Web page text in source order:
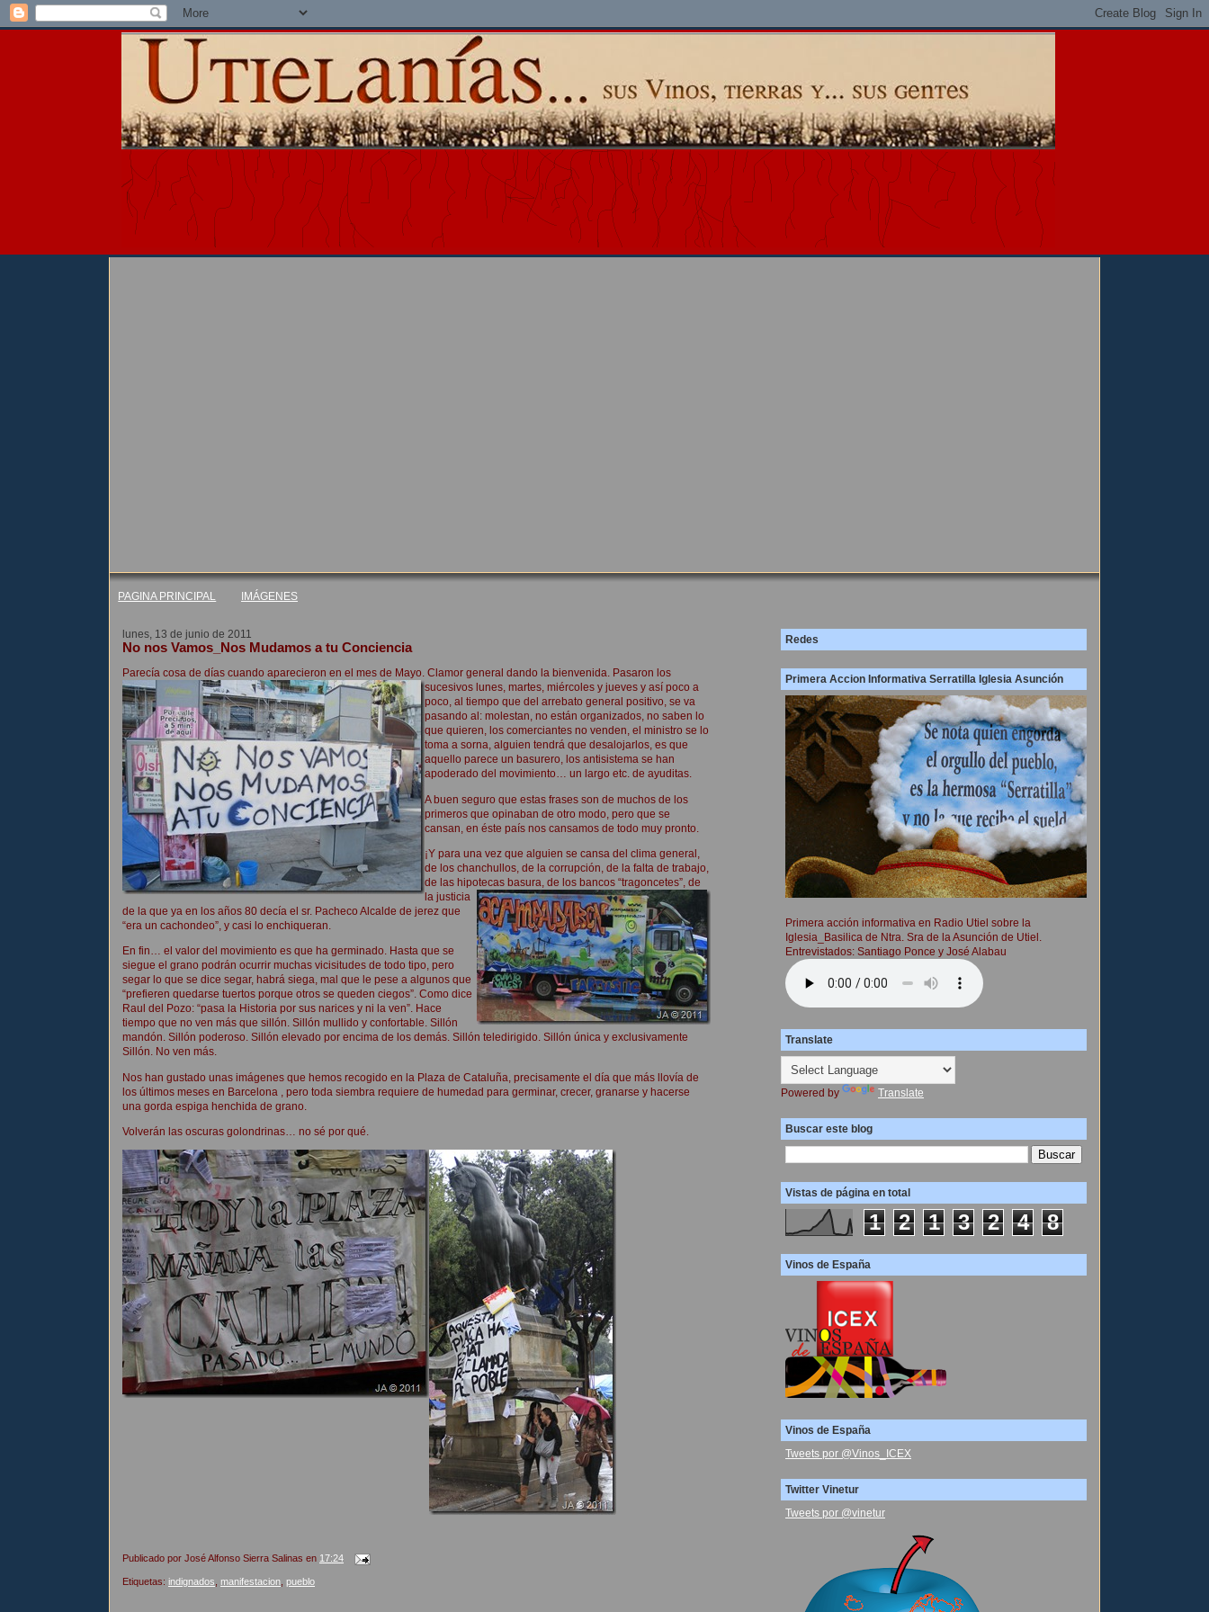
PAGINA PRINCIPAL IMÁGENES
lunes, 13 de junio de 2011
No nos Vamos_Nos Mudamos a tu Conciencia
Parecía cosa de días cuando aparecieron en el mes de Mayo. Clamor general dando la bienvenida. Pasaron los
sucesivos lunes, martes, miércoles y jueves y así poco a
poco, al tiempo que del arrebato general positivo, se va
pasando al: molestan, no están organizados, no saben lo
que quieren, los comerciantes no venden, el ministro se lo
toma a sorna, alguien tendrá que desalojarlos, es que
aquello parece un basurero, los antisistema se han
apoderado del movimiento… un largo etc. de ayuditas.
A buen seguro que estas frases son de muchos de los
primeros que opinaban de otro modo, pero que se
cansan, en éste país nos cansamos de todo muy pronto.
¡Y para una vez que alguien se cansa del clima general,
de los chanchullos, de la corrupción, de la falta de trabajo,
de las hipotecas basura, de los bancos “tragoncetes”, de
la justicia
de la que ya en los años 80 decía el sr. Pacheco Alcalde de jerez que
“era un cachondeo”, y casi lo enchiqueran.
En fin… el valor del movimiento es que ha germinado. Hasta que se
siegue el grano podrán ocurrir muchas vicisitudes de todo tipo, pero
segar lo que se dice segar, habrá siega, mal que le pese a algunos que
“prefieren quedarse tuertos porque otros se queden ciegos”. Como dice
Raul del Pozo: “pasa la Historia por sus narices y ni la ven”. Hace
tiempo que no ven más que sillón. Sillón mullido y confortable. Sillón
mandón. Sillón poderoso. Sillón elevado por encima de los demás. Sillón teledirigido. Sillón única y exclusivamente
Sillón. No ven más.
Nos han gustado unas imágenes que hemos recogido en la Plaza de Cataluña, precisamente el día que más llovía de
los últimos meses en Barcelona , pero toda siembra requiere de humedad para germinar, crecer, granarse y hacerse
una gorda espiga henchida de grano.
Volverán las oscuras golondrinas… no sé por qué.
Publicado por José Alfonso Sierra Salinas en 17:24
Etiquetas: indignados manifestacion pueblo
Redes
Primera Accion Informativa Serratilla Iglesia Asunción
Primera acción informativa en Radio Utiel sobre la
Iglesia_Basilica de Ntra. Sra de la Asunción de Utiel.
Entrevistados: Santiago Ponce y José Alabau
Translate
Powered by Translate
Buscar este blog
Vistas de página en total
1 2 1 3 2 4 8
Vinos de España
Vinos de España
Tweets por @Vinos_ICEX
Twitter Vinetur
Tweets por @vinetur